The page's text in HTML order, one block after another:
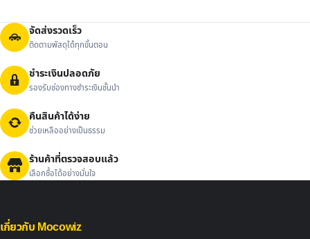
จัดส่งรวดเร็ว
ติดตามพัสดุได้ทุกขั้นตอน
ชำระเงินปลอดภัย
รองรับช่องทางชำระเงินชั้นนำ
คืนสินค้าได้ง่าย
ช่วยเหลืออย่างเป็นธรรม
ร้านค้าที่ตรวจสอบแล้ว
เลือกซื้อได้อย่างมั่นใจ
เกี่ยวกับ Mocowiz